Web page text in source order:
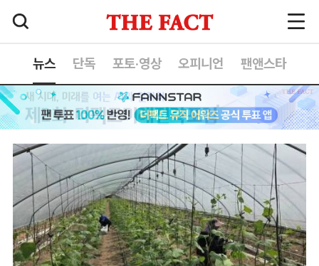
뉴스 단독 포토·영상 오피니언 팬앤스타